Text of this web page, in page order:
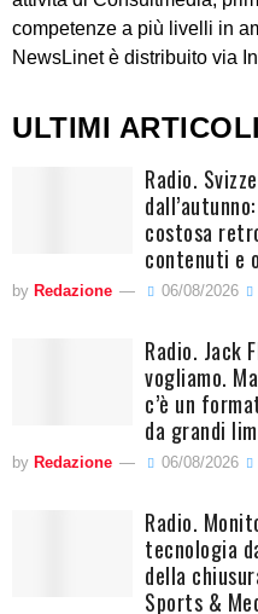
competenze a più livelli in
NewsLinet è distribuito via
ULTIMI ARTICOLI
Radio.
costosa
contenuti e
by Redazione 06/08/2026
Radio. Jack
vogliamo.
c’è un
da grandi
by Redazione 06/08/2026
Radio.
tecnologia
della
Sports &